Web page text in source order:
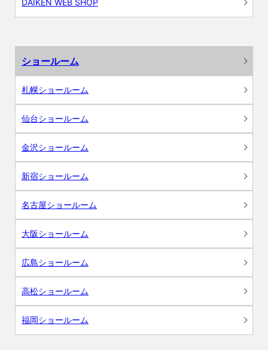
DAIKEN WEB SHOP
ショールーム
札幌ショールーム
仙台ショールーム
金沢ショールーム
新宿ショールーム
名古屋ショールーム
大阪ショールーム
広島ショールーム
高松ショールーム
福岡ショールーム